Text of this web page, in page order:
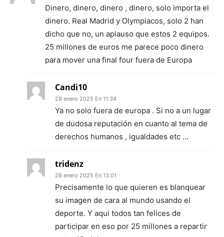
Dinero, dinero, dinero , dinero, solo importa el
dinero. Real Madrid y Olympiacos, solo 2 han
dicho que no, un aplauso que estos 2 equipos.
25 millones de euros me parece poco dinero
para mover una final four fuera de Europa
Candi10
28 enero 2025 En 11:34
Ya no solo fuera de europa . Si no a un lugar
de dudosa reputación en cuanto al tema de
derechos humanos , igualdades etc …
tridenz
28 enero 2025 En 13:01
Precisamente lo que quieren es blanquear
su imagen de cara al mundo usando el
deporte. Y aqui todos tan felices de
participar en eso por 25 millones a repartir